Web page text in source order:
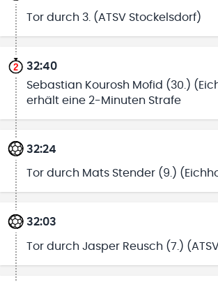
Tor durch 3. (ATSV Stockelsdorf)
32:40
Sebastian Kourosh Mofid (30.)
erhält eine 2-Minuten Strafe
32:24
Tor durch Mats Stender (9.)
32:03
Tor durch Jasper Reusch (7.)